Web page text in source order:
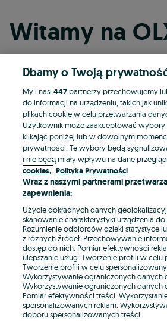
Witamy na
Kontynuuj przez
Kontynuuj przez
Kontynuuj przez
LUB
E-mail
Hasło
Dbamy o Twoją
My i nasi447partnerzy przechowujemy
do informacji na urządzeniu, takich jak
plikach cookie w celu przetwarzania
Użytkownik może zaakceptować wybory
klikając poniżej lub w dowolnym
prywatności. Te wybory będą
i nie będą miały wpływu na dane
cookies, Polityka Prywatności
Wraz z naszymi partnerami
zapewnienia:
Użycie dokładnych danych
skanowanie charakterystyki urządzenia
Rozumienie odbiorców dzięki statystyce
z różnych źródeł. Przechowywanie
dostęp do nich. Pomiar efektywności
ulepszanie usług. Tworzenie profili w celu
Tworzenie profili w celu
Wykorzystywanie ograniczonych danych
Wykorzystywanie ograniczonych danych
Pomiar efektywności treści.
spersonalizowanych reklam.
doboru spersonalizowanych treści.